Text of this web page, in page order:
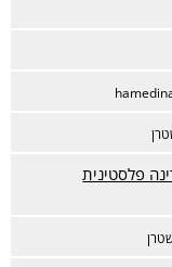
פלסטינית